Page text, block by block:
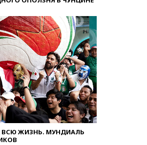
ЖИЗНЬ. МУНДИАЛЬ